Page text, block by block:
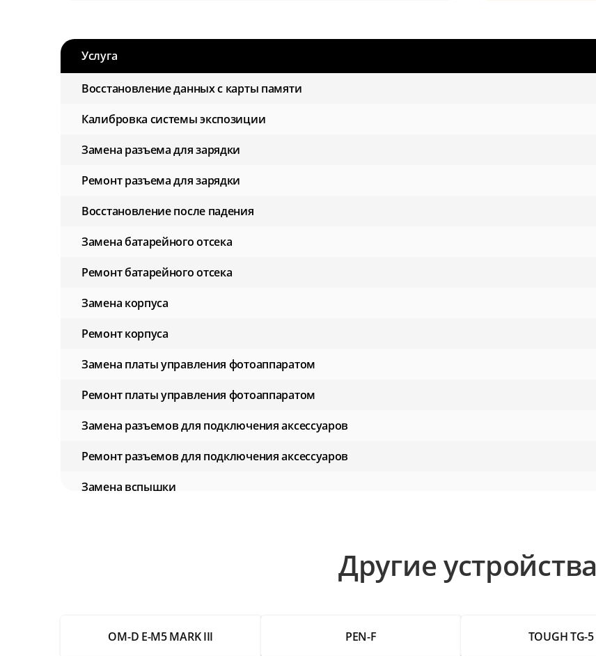
Услуга
Восстановление данных с карты памяти
Калибровка системы экспозиции
Замена разъема для зарядки
Ремонт разъема для зарядки
Восстановление после падения
Замена батарейного отсека
Ремонт батарейного отсека
Замена корпуса
Ремонт корпуса
Замена платы управления фотоаппаратом
Ремонт платы управления фотоаппаратом
Замена разъемов для подключения аксессуаров
Ремонт разъемов для подключения аксессуаров
Замена вспышки
Ремонт аккумулятора
Другие устройства
OM-D E-M5 MARK III PEN-F TOUGH TG-5